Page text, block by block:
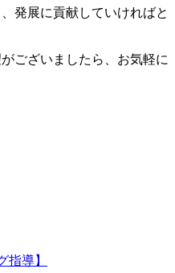
発展に貢献していければと
ございましたら、お気軽に